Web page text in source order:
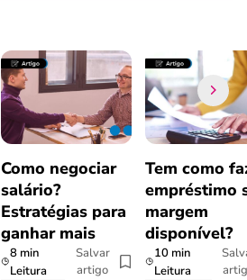
Como negociar
salário?
Estratégias para
ganhar mais
8 min
Leitura
Salvar
artigo
Tem como
empréstimo
margem
disponível?
10 min
Leitura